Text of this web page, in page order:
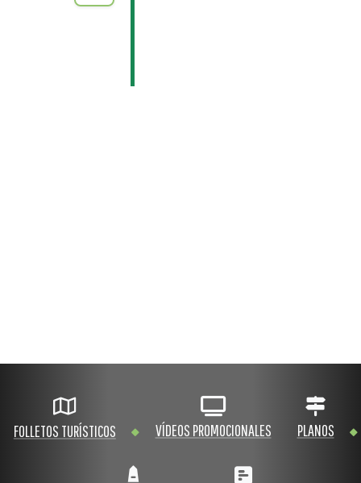
FOLLETOS TURÍSTICOS VÍDEOS PROMOCIONALES PLANOS